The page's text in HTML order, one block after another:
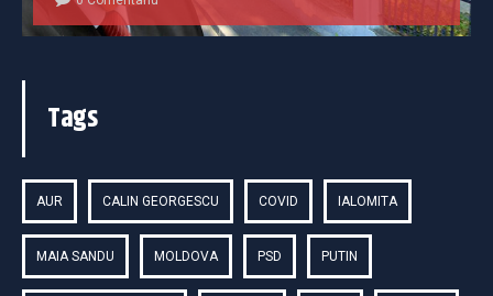
Tags
AUR CALIN GEORGESCU COVID IALOMITA
MAIA SANDU MOLDOVA PSD PUTIN